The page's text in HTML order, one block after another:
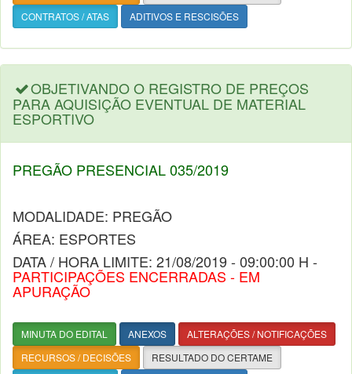
CONTRATOS / ATAS
ADITIVOS E RESCISÕES
OBJETIVANDO O REGISTRO DE PREÇOS
PARA AQUISIÇÃO EVENTUAL DE MATERIAL
ESPORTIVO
PREGÃO PRESENCIAL 035/2019
MODALIDADE: PREGÃO
ÁREA: ESPORTES
DATA / HORA LIMITE: 21/08/2019 - 09:00:00 H -
PARTICIPAÇÕES ENCERRADAS - EM
APURAÇÃO
MINUTA DO EDITAL ANEXOS
ALTERAÇÕES / NOTIFICAÇÕES
RECURSOS / DECISÕES
RESULTADO DO CERTAME